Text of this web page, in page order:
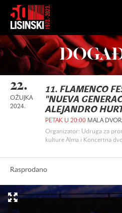
22.
OŽUJKA
2024.
11. FLAMENCO
"NUEVA
ALEJANDRO
PETAK U 20:00 MALA
Organizator: Udruga za
kulture Alma i Koncertna
Rasprodano